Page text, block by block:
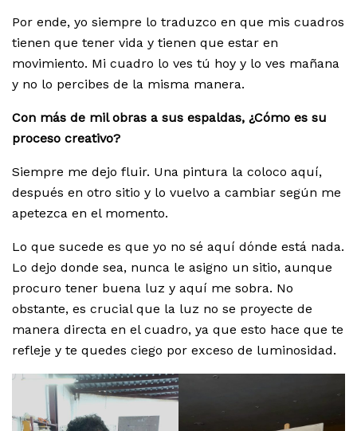
Por ende, yo siempre lo traduzco en que mis cuadros
tienen que tener vida y tienen que estar en
movimiento. Mi cuadro lo ves tú hoy y lo ves mañana
y no lo percibes de la misma manera.
Con más de mil obras a sus espaldas, ¿Cómo es su
proceso creativo?
Siempre me dejo fluir. Una pintura la coloco aquí,
después en otro sitio y lo vuelvo a cambiar según me
apetezca en el momento.
Lo que sucede es que yo no sé aquí dónde está nada.
Lo dejo donde sea, nunca le asigno un sitio, aunque
procuro tener buena luz y aquí me sobra. No
obstante, es crucial que la luz no se proyecte de
manera directa en el cuadro, ya que esto hace que te
refleje y te quedes ciego por exceso de luminosidad.